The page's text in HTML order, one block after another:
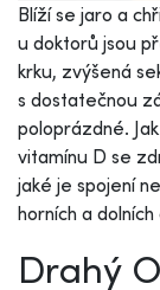
Blíží se jaro a
u doktorů jsou
krku, zvýšená
s dostatečnou
poloprázdné.
vitamínu D se
jaké je spojení
horních a
Drahý